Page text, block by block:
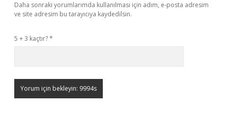
Daha sonraki yorumlarımda kullanılması için adım, e-posta adresim
ve site adresim bu tarayıcıya kaydedilsin.
5 + 3 kaçtır?*